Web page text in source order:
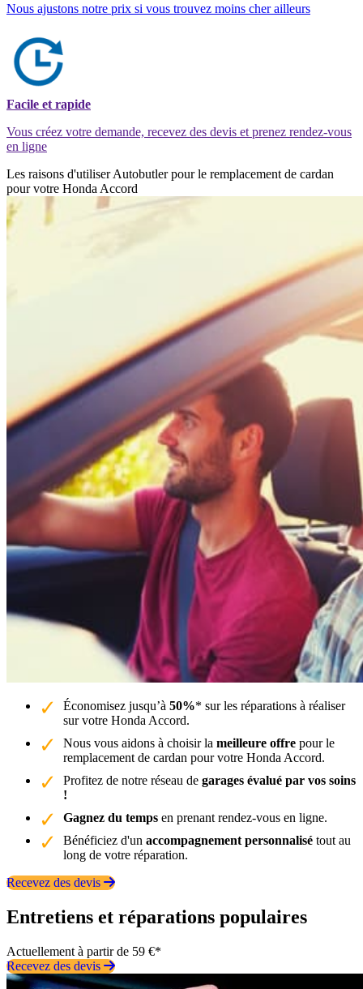
Nous ajustons notre prix si vous trouvez moins cher ailleurs
Facile et rapide
Vous créez votre demande, recevez des devis et prenez rendez-vous
en ligne
Les raisons d'utiliser Autobutler pour le remplacement de cardan
pour votre Honda Accord
Économisez jusqu’à 50%* sur les réparations à réaliser
sur votre Honda Accord.
Nous vous aidons à choisir la meilleure offre pour le
remplacement de cardan pour votre Honda Accord.
Profitez de notre réseau de garages évalué par vos soins
!
Gagnez du temps en prenant rendez-vous en ligne.
Bénéficiez d'un accompagnement personnalisé tout au
long de votre réparation.
Recevez des devis
Entretiens et réparations populaires
Actuellement à partir de 59 €*
Recevez des devis